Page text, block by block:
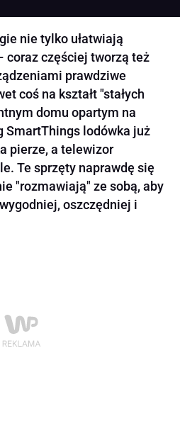
nie tylko ułatwiają
coraz częściej tworzą też
prawdziwe
coś na kształt "stałych
domu opartym na
SmartThings lodówka już
pierze, a telewizor
Te sprzęty naprawdę się
"rozmawiają" ze sobą, aby
oszczędniej i